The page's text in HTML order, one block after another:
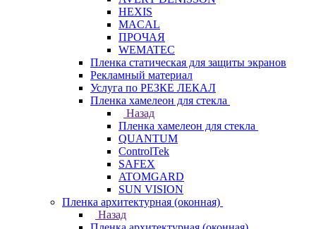
HEXIS
MACAL
ПРОЧАЯ
WEMATEC
Пленка статическая для защиты экранов
Рекламный материал
Услуга по РЕЗКЕ ЛЕКАЛ
Пленка хамелеон для стекла
Назад
Пленка хамелеон для стекла
QUANTUM
ControlTek
SAFEX
ATOMGARD
SUN VISION
Пленка архитектурная (оконная)
Назад